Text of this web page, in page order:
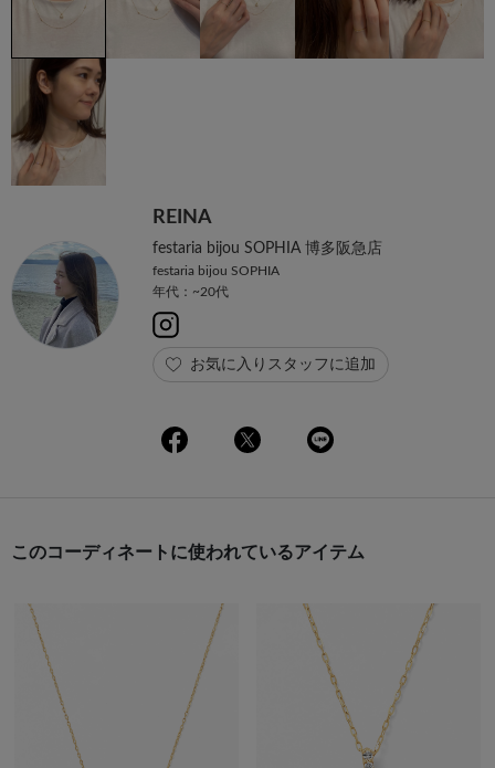
REINA
festaria bijou SOPHIA 博多阪急店
festaria bijou SOPHIA
年代：~20代
お気に入りスタッフに追加
このコーディネートに使われているアイテム